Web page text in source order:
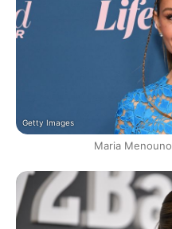
Getty Images
Maria